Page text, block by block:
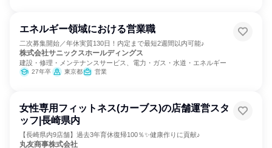
エネルギー領域における営業職
二次募集開始／年休実質130日！内定まで最短2週間以内可能♪
株式会社サニックスホールディングス
建設・修理・メンテナンスサービス、電力・ガス・水道・エネルギー
27年卒 東京都 営業
女性専用フィットネス(カーブス)の店舗運営スタ
ッフ|長崎県内
【長崎県内9店舗】過去3年育休復帰100％✨健康作りに貢献♪
丸友商事株式会社